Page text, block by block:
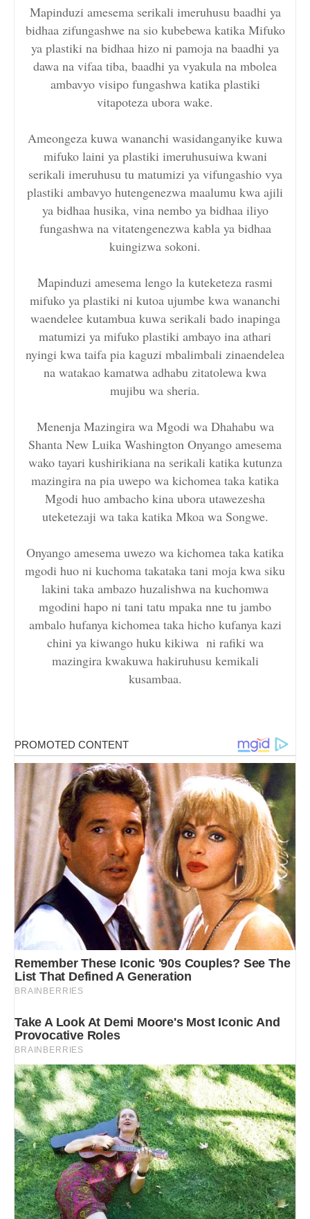
Mapinduzi amesema serikali imeruhusu baadhi ya
bidhaa zifungashwe na sio kubebewa katika Mifuko
ya plastiki na bidhaa hizo ni pamoja na baadhi ya
dawa na vifaa tiba, baadhi ya vyakula na mbolea
ambavyo visipo fungashwa katika plastiki
vitapoteza ubora wake.
Ameongeza kuwa wananchi wasidanganyike kuwa
mifuko laini ya plastiki imeruhusuiwa kwani
serikali imeruhusu tu matumizi ya vifungashio vya
plastiki ambavyo hutengenezwa maalumu kwa ajili
ya bidhaa husika, vina nembo ya bidhaa iliyo
fungashwa na vitatengenezwa kabla ya bidhaa
kuingizwa sokoni.
Mapinduzi amesema lengo la kuteketeza rasmi
mifuko ya plastiki ni kutoa ujumbe kwa wananchi
waendelee kutambua kuwa serikali bado inapinga
matumizi ya mifuko plastiki ambayo ina athari
nyingi kwa taifa pia kaguzi mbalimbali zinaendelea
na watakao kamatwa adhabu zitatolewa kwa
mujibu wa sheria.
Menenja Mazingira wa Mgodi wa Dhahabu wa
Shanta New Luika Washington Onyango amesema
wako tayari kushirikiana na serikali katika kutunza
mazingira na pia uwepo wa kichomea taka katika
Mgodi huo ambacho kina ubora utawezesha
uteketezaji wa taka katika Mkoa wa Songwe.
Onyango amesema uwezo wa kichomea taka katika
mgodi huo ni kuchoma takataka tani moja kwa siku
lakini taka ambazo huzalishwa na kuchomwa
mgodini hapo ni tani tatu mpaka nne tu jambo
ambalo hufanya kichomea taka hicho kufanya kazi
chini ya kiwango huku kikiwa ni rafiki wa
mazingira kwakuwa hakiruhusu kemikali
kusambaa.